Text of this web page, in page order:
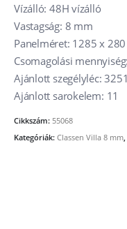
Vízálló: 48H vízálló
Vastagság: 8 mm
Panelméret: 1285 x
Csomagolási
Ajánlott szegélyléc:
Ajánlott sarokelem: 11
Cikkszám: 55068
Kategóriák: Classen Villa 8 mm